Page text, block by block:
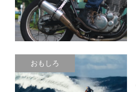
おもしろ